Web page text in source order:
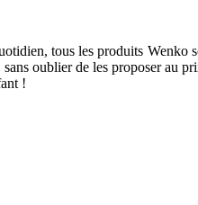
tous les produits Wenko
oublier de les proposer au
!